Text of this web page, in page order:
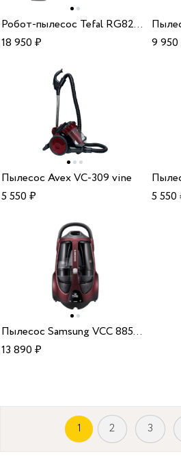
Робот-пылесос Tefal RG8227WH
18 950₽
9 950
Пылесос Avex VC-309 vine
5 550₽
5 550
Пылесос Samsung VCC 885HH3P (SC885H)
13 890₽
1 2 3